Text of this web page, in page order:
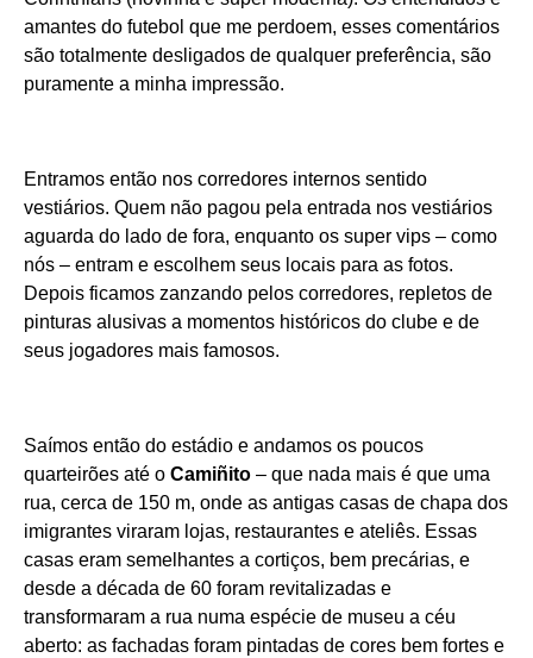
amantes do futebol que me perdoem, esses comentários
são totalmente desligados de qualquer preferência, são
puramente a minha impressão.
Entramos então nos corredores internos sentido
vestiários. Quem não pagou pela entrada nos vestiários
aguarda do lado de fora, enquanto os super vips – como
nós – entram e escolhem seus locais para as fotos.
Depois ficamos zanzando pelos corredores, repletos de
pinturas alusivas a momentos históricos do clube e de
seus jogadores mais famosos.
Saímos então do estádio e andamos os poucos
quarteirões até o Camiñito – que nada mais é que uma
rua, cerca de 150 m, onde as antigas casas de chapa dos
imigrantes viraram lojas, restaurantes e ateliês. Essas
casas eram semelhantes a cortiços, bem precárias, e
desde a década de 60 foram revitalizadas e
transformaram a rua numa espécie de museu a céu
aberto: as fachadas foram pintadas de cores bem fortes e